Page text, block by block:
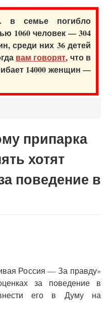
в семье погибло
1060 человек — 304
среди них 36 детей
вам говорят, что в
14000 женщин —
припарка
хотят
поведение в
Россия — За правду»
за поведение в
его в Думу на